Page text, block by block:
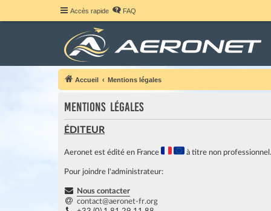
Accès rapide FAQ
Accueil Mentions légales
Mentions légales
ÉDITEUR
Aeronet est édité en France à titre non professionnel.
Pour joindre l'administrateur:
Nous contacter
contact@aeronet-fr.org